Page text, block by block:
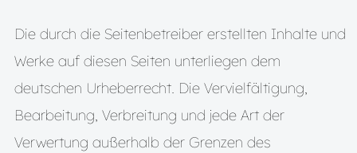
Die durch die Seitenbetreiber erstellten Inhalte und
Werke auf diesen Seiten unterliegen dem
deutschen Urheberrecht. Die Vervielfältigung,
Bearbeitung, Verbreitung und jede Art der
Verwertung außerhalb der Grenzen des